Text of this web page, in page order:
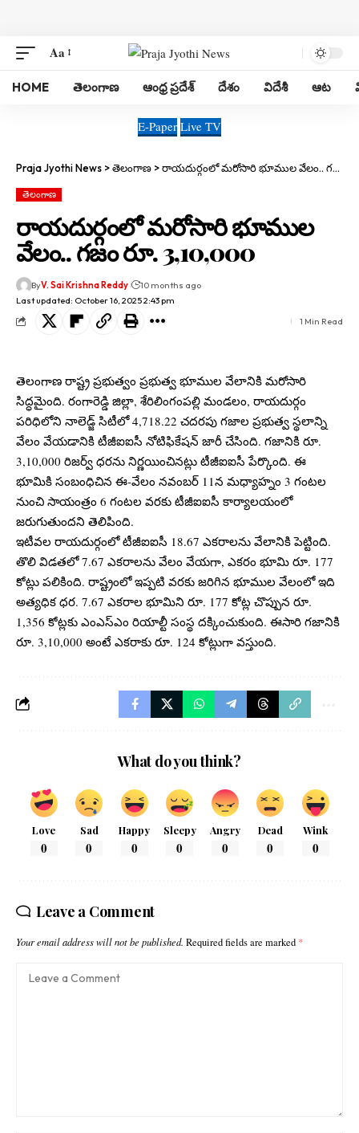
Aa
HOME తెలంగాణ ఆంధ్ర ప్రదేశ్ దేశం విదేశీ ఆట
E-Paper Live TV
Praja Jyothi News >తెలంగాణ >రాయదుర్గంలో మరోసారి భూముల వేలం.. గజం రూ. 3,10,000
తెలంగాణ
రాయదుర్గంలో మరోసారి భూముల
వేలం.. గజం రూ. 3,10,000
Last updated: October 16, 2025 2:43 pm
ByV. Sai Krishna Reddy 10 months ago
1 Min Read
తెలంగాణ రాష్ట్ర ప్రభుత్వం ప్రభుత్వ భూముల వేలానికి మరోసారి
సిద్ధమైంది. రంగారెడ్డి జిల్లా, శేరిలింగంపల్లి మండలం, రాయదుర్గం
పరిధిలోని నాలెడ్జ్ సిటీలో 4,718.22 చదరపు గజాల ప్రభుత్వ స్థలాన్ని
వేలం వేయడానికి టీజీఐఐసీ నోటిఫికేషన్ జారీ చేసింది. గజానికి రూ.
3,10,000 రిజర్వ్ ధరను నిర్ణయించినట్లు టీజీఐఐసీ పేర్కొంది. ఈ
భూమికి సంబంధిచిన ఈ-వేలం నవంబర్ 11న మధ్యాహ్నం 3 గంటల
నుంచి సాయంత్రం 6 గంటల వరకు టీజీఐఐసీ కార్యాలయంలో
జరుగుతుందని తెలిపింది.
ఇటీవల రాయదుర్గంలో టీజీఐఐసీ 18.67 ఎకరాలను వేలానికి పెట్టింది.
తొలి విడతలో 7.67 ఎకరాలను వేలం వేయగా, ఎకరం భూమి రూ. 177
కోట్లు పలికింది. రాష్ట్రంలో ఇప్పటి వరకు జరిగిన భూముల వేలంలో ఇది
అత్యధిక ధర. 7.67 ఎకరాల భూమిని రూ. 177 కోట్ల చొప్పున రూ.
1,356 కోట్లకు ఎంఎస్ఎం రియాల్టీ సంస్థ దక్కించుకుంది. ఈసారి గజానికి
రూ. 3,10,000 అంటే ఎకరాకు రూ. 124 కోట్లుగా వస్తుంది.
What do you think?
Love
0
Sad
0
Happy
0
Sleepy
0
Angry
0
Dead
0
Wink
0
Leave a Comment
Your email address will not be published. Required fields are marked *